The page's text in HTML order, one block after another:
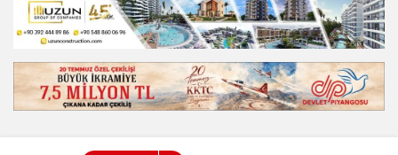
izlenebildiği sistem
kurardım”